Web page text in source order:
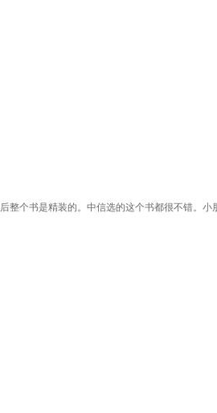
个书是精装的。中信选的这个书都很不错。小